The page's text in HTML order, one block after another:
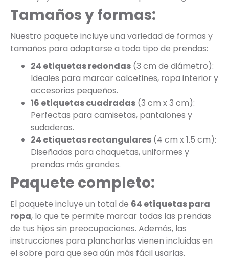
Tamaños y formas:
Nuestro paquete incluye una variedad de formas y
tamaños para adaptarse a todo tipo de prendas:
24 etiquetas redondas (3 cm de diámetro):
Ideales para marcar calcetines, ropa interior y
accesorios pequeños.
16 etiquetas cuadradas (3 cm x 3 cm):
Perfectas para camisetas, pantalones y
sudaderas.
24 etiquetas rectangulares (4 cm x 1.5 cm):
Diseñadas para chaquetas, uniformes y
prendas más grandes.
Paquete completo:
El paquete incluye un total de 64 etiquetas para
ropa, lo que te permite marcar todas las prendas
de tus hijos sin preocupaciones. Además, las
instrucciones para plancharlas vienen incluidas en
el sobre para que sea aún más fácil usarlas.